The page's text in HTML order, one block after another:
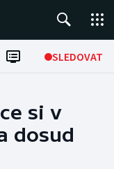
SLEDOVAT
si v
dosud